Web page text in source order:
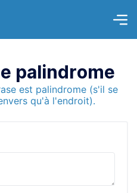
palindrome
est palindrome (s'il se
qu'à l'endroit).